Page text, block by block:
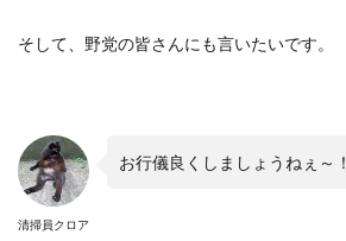
そして、野党の皆さんにも言いたいです。
清掃員クロア
お行儀良くしましょうねぇ～！